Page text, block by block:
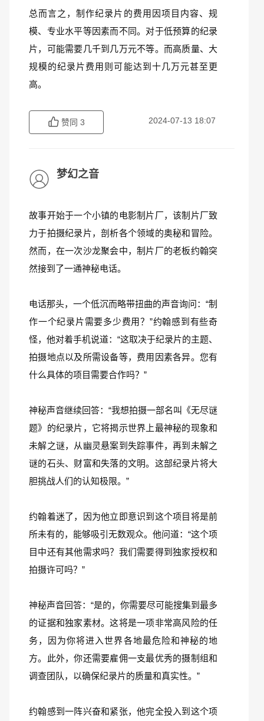
总而言之，制作纪录片的费用因项目内容、规
模、专业水平等因素而不同。对于低预算的纪录
片，可能需要几千到几万元不等。而高质量、大
规模的纪录片费用则可能达到十几万元甚至更
高。
赞同 3 2024-07-13 18:07
梦幻之音
故事开始于一个小镇的电影制片厂，该制片厂致
力于拍摄纪录片，剖析各个领域的奥秘和冒险。
然而，在一次沙龙聚会中，制片厂的老板约翰突
然接到了一通神秘电话。
电话那头，一个低沉而略带扭曲的声音询问：“制
作一个纪录片需要多少费用？”约翰感到有些奇
怪，他对着手机说道：“这取决于纪录片的主题、
拍摄地点以及所需设备等，费用因素各异。您有
什么具体的项目需要合作吗？”
神秘声音继续回答：“我想拍摄一部名叫《无尽谜
题》的纪录片，它将揭示世界上最神秘的现象和
未解之谜，从幽灵悬案到失踪事件，再到未解之
谜的石头、财富和失落的文明。这部纪录片将大
胆挑战人们的认知极限。”
约翰着迷了，因为他立即意识到这个项目将是前
所未有的，能够吸引无数观众。他问道：“这个项
目中还有其他需求吗？我们需要得到独家授权和
拍摄许可吗？”
神秘声音回答：“是的，你需要尽可能搜集到最多
的证据和独家素材。这将是一项非常高风险的任
务，因为你将进入世界各地最危险和神秘的地
方。此外，你还需要雇佣一支最优秀的摄制组和
调查团队，以确保纪录片的质量和真实性。”
约翰感到一阵兴奋和紧张，他完全投入到这个项